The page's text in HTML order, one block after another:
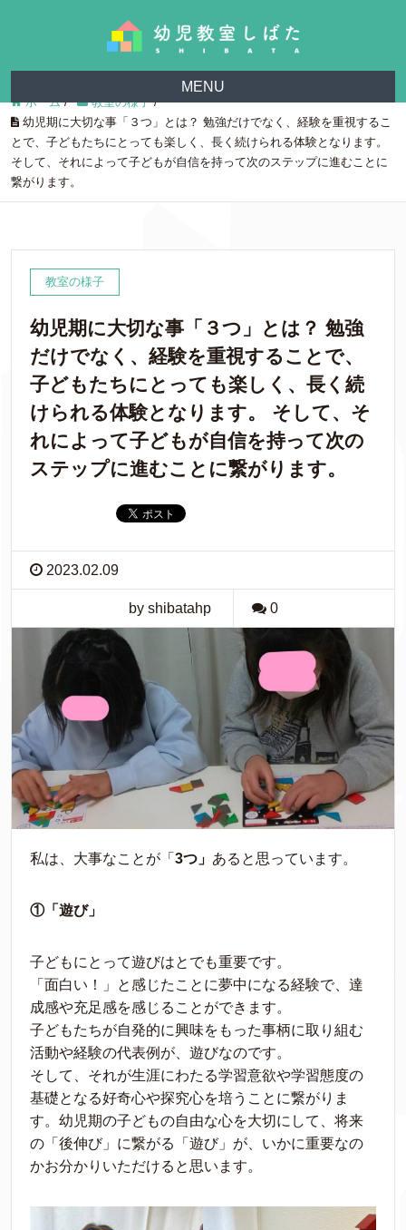
MENU
ホーム/ 教室の様子/
幼児期に大切な事「３つ」とは？ 勉強だけでなく、経験を重視するこ
とで、子どもたちにとっても楽しく、長く続けられる体験となります。
そして、それによって子どもが自信を持って次のステップに進むことに
繋がります。
教室の様子
幼児期に大切な事「３つ」とは？ 勉強
だけでなく、経験を重視することで、
子どもたちにとっても楽しく、長く続
けられる体験となります。 そして、そ
れによって子どもが自信を持って次の
ステップに進むことに繋がります。
2023.02.09
by shibatahp 0
私は、大事なことが「 3つ」 あると思っています。
①「遊び」
子どもにとって遊びはとでも重要です。
「面白い！」と感じたことに夢中になる経験で、達
成感や充足感を感じることができます。
子どもたちが自発的に興味をもった事柄に取り組む
活動や経験の代表例が、遊びなのです。
そして、それが生涯にわたる学習意欲や学習態度の
基礎となる好奇心や探究心を培うことに繋がりま
す。幼児期の子どもの自由な心を大切にして、将来
の「後伸び」に繋がる「遊び」が、いかに重要なの
かお分かりいただけると思います。